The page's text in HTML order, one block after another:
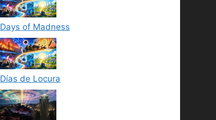
Days of Madness
Días de Locura